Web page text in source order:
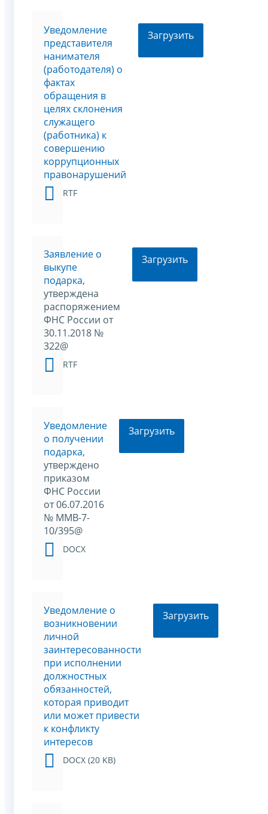
Уведомление
представителя
нанимателя
(работодателя) о
фактах
обращения в
целях склонения
служащего
(работника) к
совершению
коррупционных
правонарушений
RTF
Загрузить
Заявление о
выкупе
подарка,
утверждена
распоряжением
ФНС России от
30.11.2018 №
322@
RTF
Загрузить
Уведомление
о получении
подарка,
утверждено
приказом
ФНС России
от 06.07.2016
№ ММВ-7-
10/395@
DOCX
Загрузить
Уведомление о
возникновении
личной
заинтересованности
при исполнении
должностных
обязанностей,
которая приводит
или может привести
к конфликту
интересов
DOCX (20 KB)
Загрузить